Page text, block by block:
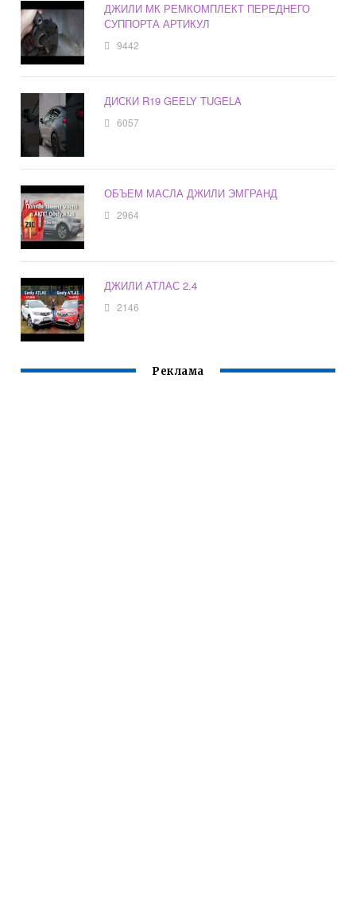
ДЖИЛИ МК РЕМКОМПЛЕКТ ПЕРЕДНЕГО
СУППОРТА АРТИКУЛ
9442
ДИСКИ R19 GEELY TUGELA
6057
ОБЪЕМ МАСЛА ДЖИЛИ ЭМГРАНД
2964
ДЖИЛИ АТЛАС 2.4
2146
Реклама